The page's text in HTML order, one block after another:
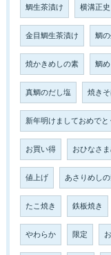
鯛生茶漬け 横溝正史
金目鯛生茶漬け 鯛
焼かきめしの素 鯛
真鯛のだし塩 焼き
新年明けましておめでと
お買い得 おひなさ
値上げ あさりめし
たこ焼き 鉄板焼き
やわらか 限定